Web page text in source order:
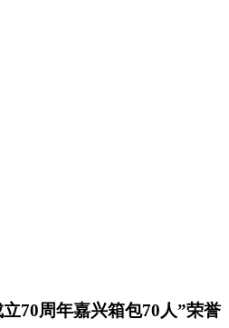
70周年嘉兴箱包70人”荣誉